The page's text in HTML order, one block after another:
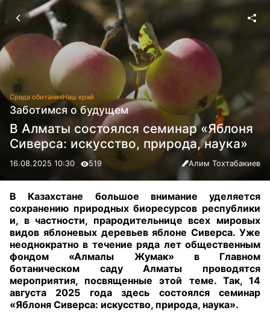
Среда обитанияНаш край
Заботимся о будущем
В Алматы состоялся семинар «Яблоня
Сиверса: искусство, природа, наука»
16.08.2025 10:30 519 Алим Тохтабакиев
В Казахстане большое внимание уделяется
сохранению природных биоресурсов республики
и, в частности, прародительнице всех мировых
видов яблоневых деревьев яблоне Сиверса. Уже
неоднократно в течение ряда лет общественным
фондом «Алмалы Жумак» в Главном
ботаническом саду Алматы проводятся
мероприятия, посвященные этой теме. Так, 14
августа 2025 года здесь состоялся семинар
«Яблоня Сиверса: искусство, природа, наука».